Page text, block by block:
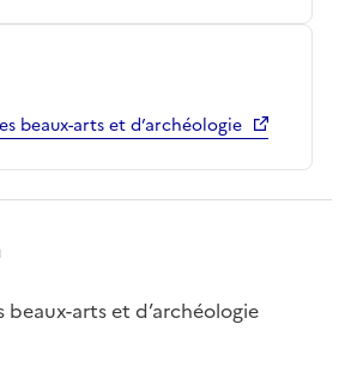
beaux-arts et d’archéologie
beaux-arts et d’archéologie